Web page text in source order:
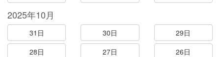
2025年10月
31日 30日
29日
28日
27日
26日